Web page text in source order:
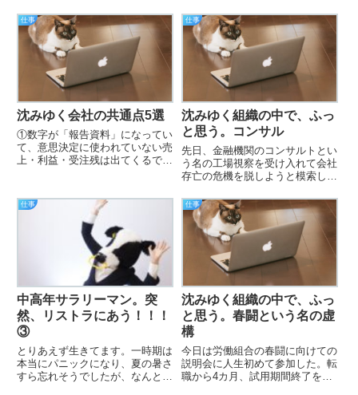
私は転職後、まだ貢献していない
にも関わらず、一応満額は頂きま
した。ありがとうございます！た
だ、この先も頂き続けるかは怪
仕事
沈みゆく会社の共通点5選
①数字が「報告資料」になってい
て、意思決定に使われていない売
上・利益・受注残は出てくるでも
捨てる市場はどこか」が決まらな
い兆候「とりあえず様子見」「来
期で考えよう」海外出張・展示
仕事
沈みゆく組織の中で、ふっ
と思う。コンサル
先日、金融機関のコンサルトとい
う名の工場視察を受け入れて会社
存亡の危機を脱しようと模索して
入る為の入念な儀式かと思いきや
数百万円支払ってきてもらったこ
とが判明した。ちょいちょいちょ
い。数百万円あれば営業経費削
仕事
中高年サラリーマン。突
然、リストラにあう！！！
③
とりあえず生きてます。一時期は
本当にパニックになり、夏の暑さ
すら忘れそうでしたが、なんとか
仕事
沈みゆく組織の中で、ふっ
と思う。春闘という名の虚
構
今日は労働組合の春闘に向けての
説明会に人生初めて参加した。転
職から4カ月、試用期間終了を2